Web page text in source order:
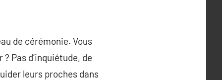
de cérémonie. Vous
Pas d’inquiétude, de
leurs proches dans